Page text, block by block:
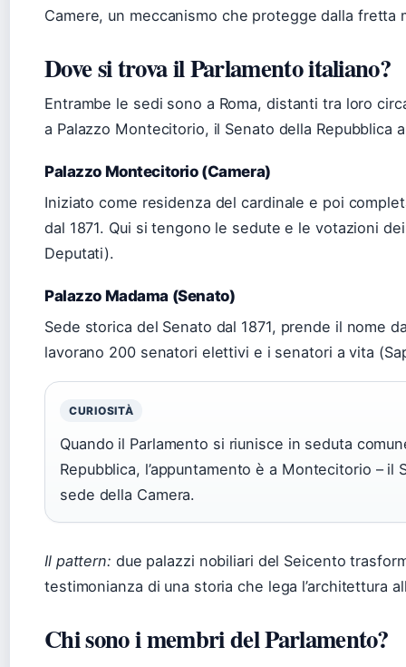
Camere, un meccanismo che protegge dalla fretta
Dove si trova il Parlamento italiano?
Entrambe le sedi sono a Roma, distanti tra loro
a Palazzo Montecitorio, il Senato della Repubblica
Palazzo Montecitorio (Camera)
Iniziato come residenza del cardinale e poi
dal 1871. Qui si tengono le sedute e le votazioni
Deputati).
Palazzo Madama (Senato)
Sede storica del Senato dal 1871, prende il nome
lavorano 200 senatori elettivi e i senatori a vita
CURIOSITÀ
Quando il Parlamento si riunisce in seduta
Repubblica, l’appuntamento è a Montecitorio –
sede della Camera.
Il pattern: due palazzi nobiliari del Seicento
testimonianza di una storia che lega l’architettura
Chi sono i membri del Parlamento?